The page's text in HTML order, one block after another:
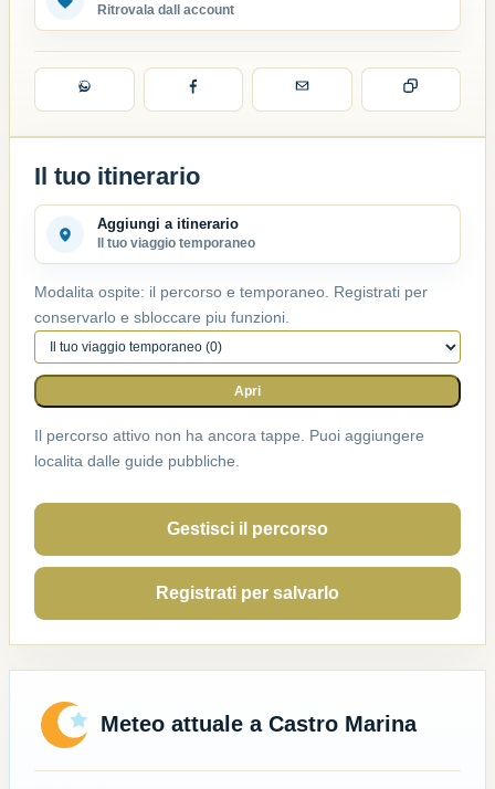
Ritrovala dall account
Il tuo itinerario
Aggiungi a itinerario
Il tuo viaggio temporaneo
Modalita ospite: il percorso e temporaneo. Registrati per
conservarlo e sbloccare piu funzioni.
Percorso attivo
Apri
Il percorso attivo non ha ancora tappe. Puoi aggiungere
localita dalle guide pubbliche.
Gestisci il percorso
Registrati per salvarlo
Meteo attuale a Castro Marina